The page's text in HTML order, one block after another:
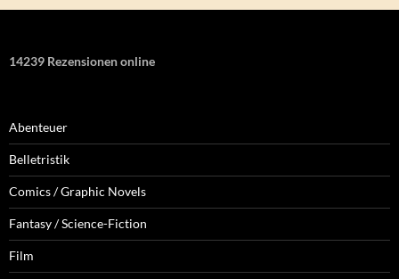
14239 Rezensionen online
Abenteuer
Belletristik
Comics / Graphic Novels
Fantasy / Science-Fiction
Film